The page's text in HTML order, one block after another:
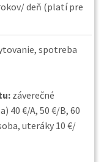
deň (platí pre
spotreba
záverečné
40 €/A, 50 €/B, 60
uteráky 10 €/